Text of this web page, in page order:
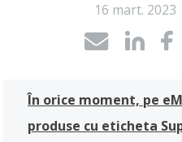
16 mart. 2023
În orice moment, pe
produse cu eticheta